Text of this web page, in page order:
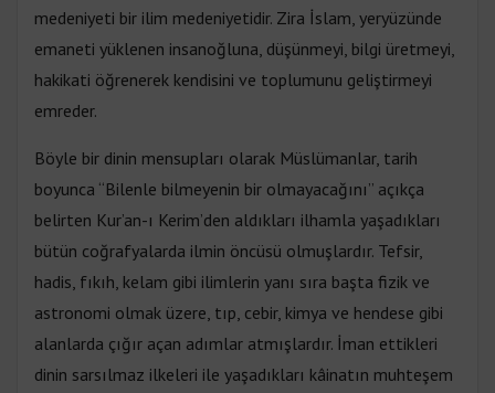
medeniyeti bir ilim medeniyetidir. Zira İslam, yeryüzünde
emaneti yüklenen insanoğluna, düşünmeyi, bilgi üretmeyi,
hakikati öğrenerek kendisini ve toplumunu geliştirmeyi
emreder.
Böyle bir dinin mensupları olarak Müslümanlar, tarih
boyunca “Bilenle bilmeyenin bir olmayacağını” açıkça
belirten Kur’an-ı Kerim’den aldıkları ilhamla yaşadıkları
bütün coğrafyalarda ilmin öncüsü olmuşlardır. Tefsir,
hadis, fıkıh, kelam gibi ilimlerin yanı sıra başta fizik ve
astronomi olmak üzere, tıp, cebir, kimya ve hendese gibi
alanlarda çığır açan adımlar atmışlardır. İman ettikleri
dinin sarsılmaz ilkeleri ile yaşadıkları kâinatın muhteşem